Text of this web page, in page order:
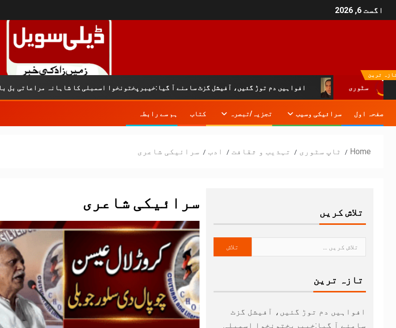
اگست 6, 2026
ترین
سٹوریافواہیں دم توڑ گئیں، آفیشل گزٹ سامنے آ گیا:خیبرپختونخوا اسمبلی کا شاہانہ مراعاتی بل باقاعدہ قانون ہے
صفحہ اول سرائیکی وسیب تجزیہ/تبصرہ کتاب ہم سے رابطہ
Home ٹاپ سٹوری تہذیب و ثقافت ادب سرائیکی شاعری
سرائیکی شاعری
تلاش کریں
تازہ ترین
افواہیں دم توڑ گئیں، آفیشل گزٹ
سامنے آ گیا:خیبرپختونخوا اسمبلی